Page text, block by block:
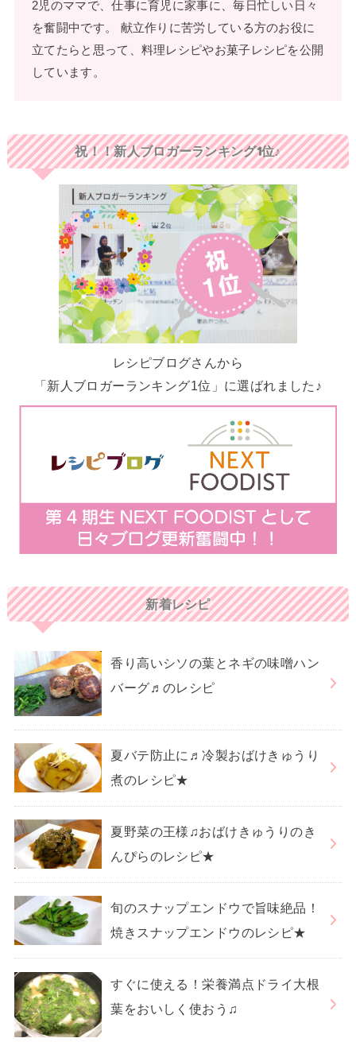
2児のママで、仕事に育児に家事に、毎日忙しい日々
を奮闘中です。 献立作りに苦労している方のお役に
立てたらと思って、料理レシピやお菓子レシピを公開
しています。
祝！！新人ブロガーランキング1位♪
レシピブログさんから
「新人ブロガーランキング1位」に選ばれました♪
新着レシピ
香り高いシソの葉とネギの味噌ハン
バーグ♬のレシピ
夏バテ防止に♬冷製おばけきゅうり
煮のレシピ★
夏野菜の王様♫おばけきゅうりのき
んぴらのレシピ★
旬のスナップエンドウで旨味絶品！
焼きスナップエンドウのレシピ★
すぐに使える！栄養満点ドライ大根
葉をおいしく使おう♫